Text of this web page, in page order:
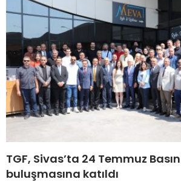
TGF, Sivas’ta 24 Temmuz
buluşmasına katıldı